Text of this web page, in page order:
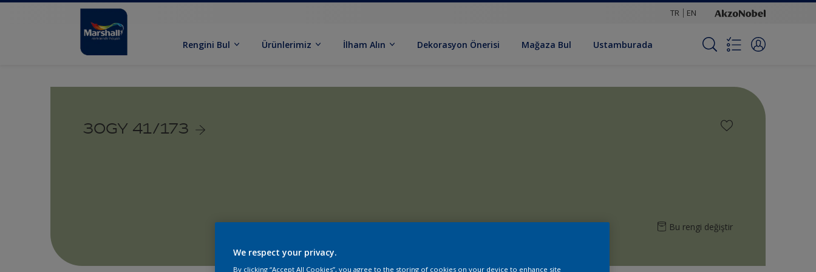
TR EN
Rengini Bul Ürünlerimiz İlham Alın Dekorasyon Önerisi Mağaza Bul Ustamburada
30GY 41/173
Bu rengi değiştir
We respect your privacy.
By clicking “Accept All Cookies”, you agree to the storing of cookies on your device to enhance site